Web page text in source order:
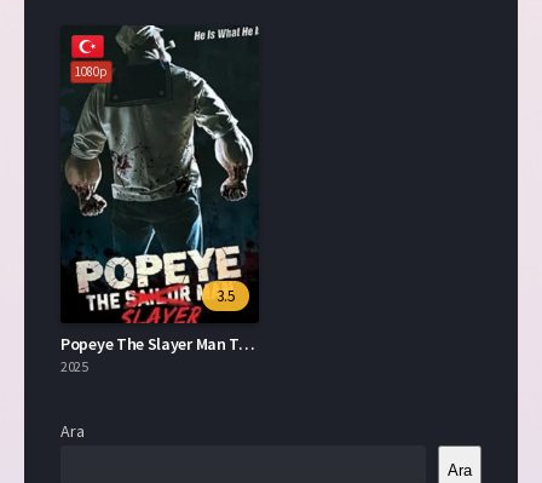
1080p
3.5
Popeye The Slayer Man Türkçe Dublaj İzle
2025
Ara
Ara